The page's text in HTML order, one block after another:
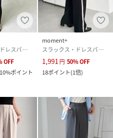
】その瞬間にこの１着と---
ルを目指して、手軽にトレ
イテムをプチプライスで提
だくために♪≫
間近の通知、セールの通知
ランドのお得な情報を受け
スラックス・ドレスパンツ
OFF
10%ポイント
moment+
スラックス・ドレスパンツ
1,991 円 50%OFF
18ポイント(1倍)